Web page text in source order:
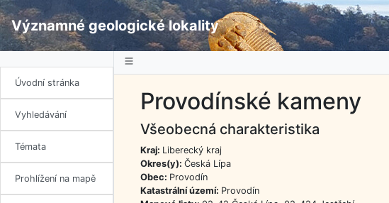
Významné geologické lokality
Úvodní stránka
Vyhledávání
Témata
Prohlížení na mapě
Provodínské kameny
Všeobecná charakteristika
Kraj: Liberecký kraj
Okres(y): Česká Lípa
Obec: Provodín
Katastrální území: Provodín